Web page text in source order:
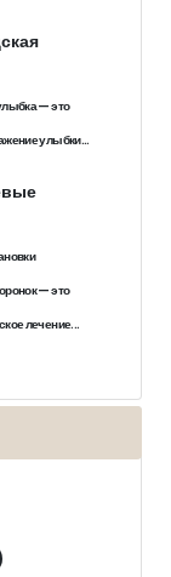
— это
улыбки...
— это
лечение...